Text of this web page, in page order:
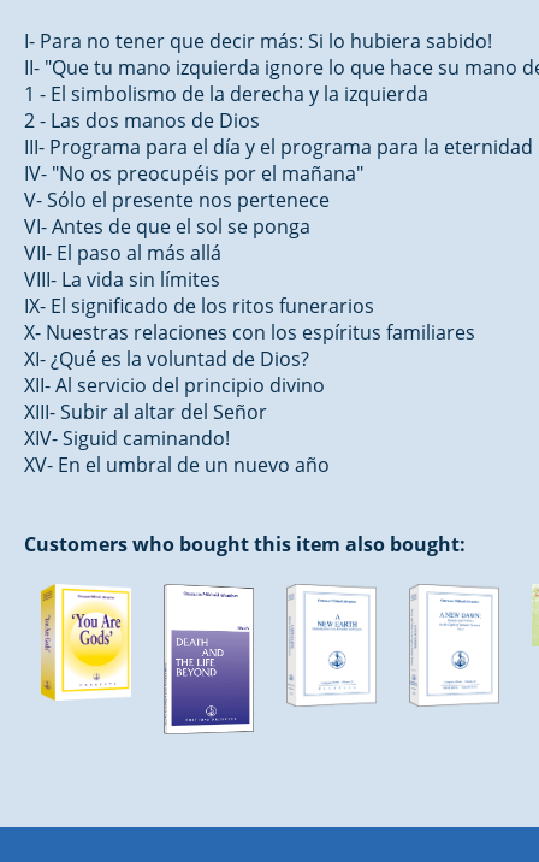
I- Para no tener que decir más: Si lo hubiera sabido!
II- "Que tu mano izquierda ignore lo que hace su mano
1 - El simbolismo de la derecha y la izquierda
2 - Las dos manos de Dios
III- Programa para el día y el programa para la eternidad
IV- "No os preocupéis por el mañana"
V- Sólo el presente nos pertenece
VI- Antes de que el sol se ponga
VII- El paso al más allá
VIII- La vida sin límites
IX- El significado de los ritos funerarios
X- Nuestras relaciones con los espíritus familiares
XI- ¿Qué es la voluntad de Dios?
XII- Al servicio del principio divino
XIII- Subir al altar del Señor
XIV- Siguid caminando!
XV- En el umbral de un nuevo año
Customers who bought this item also bought: